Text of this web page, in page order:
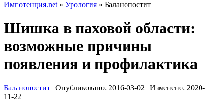
Импотенция.net » Урология » Баланопостит
Шишка в паховой области:
возможные причины
появления и профилактика
Баланопостит | Опубликовано: 2016-03-02 | Изменено: 2020-
11-22